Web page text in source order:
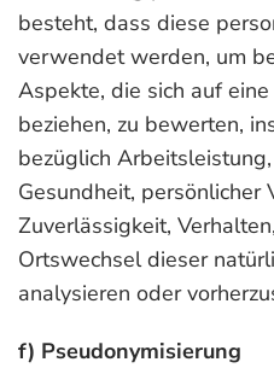
besteht, dass diese
verwendet werden, um
Aspekte, die sich auf
beziehen, zu bewerten,
bezüglich
Gesundheit, persönlicher
Zuverlässigkeit,
Ortswechsel dieser
analysieren oder
f) Pseudonymisierung